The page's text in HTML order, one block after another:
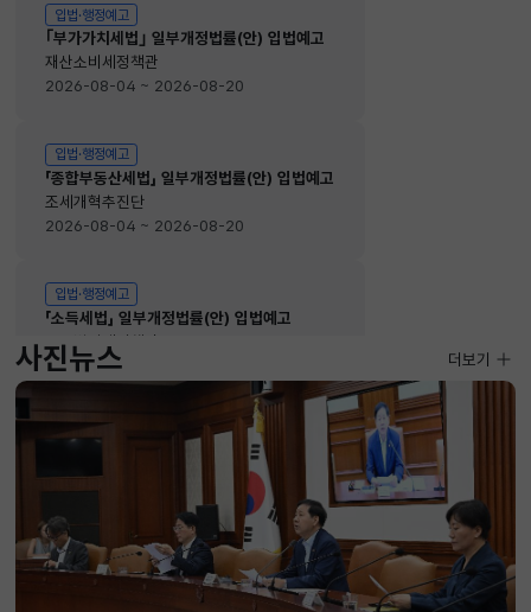
입법·행정예고
｢부가가치세법｣ 일부개정법률(안) 입법예고
재산소비세정책관
2026-08-04 ~ 2026-08-20
입법·행정예고
「종합부동산세법」 일부개정법률(안) 입법예고
조세개혁추진단
2026-08-04 ~ 2026-08-20
입법·행정예고
「소득세법」 일부개정법률(안) 입법예고
소득법인세정책관
2026-08-04 ~ 2026-08-20
사진뉴스 사진뉴스
더보기